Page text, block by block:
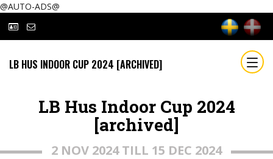
@AUTO-ADS@
LB HUS INDOOR CUP 2024 [ARCHIVED]
LB Hus Indoor Cup 2024
[archived]
2 NOV 2024 TILL 15 DEC 2024